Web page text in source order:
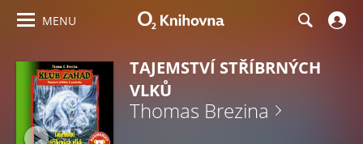
MENU
TAJEMSTVÍ STŘÍBRNÝCH
VLKŮ
Thomas Brezina